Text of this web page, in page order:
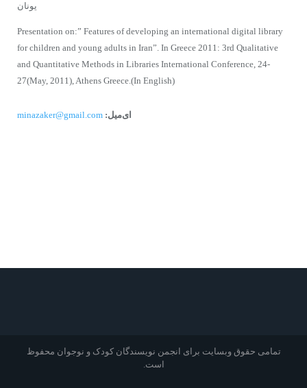
یونان
Presentation on:” Features of developing an international digital library
for children and young adults in Iran”. In Greece 2011: 3rd Qualitative
and Quantitative Methods in Libraries International Conference, 24-
27(May, 2011), Athens Greece.(In English)
ای‌میل: minazaker@gmail.com
تمامی حقوق وبسایت برای انجمن نویسندگان کودک و نوجوان محفوظ
است.